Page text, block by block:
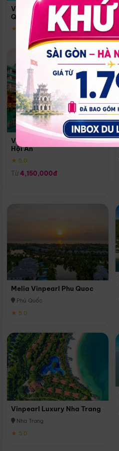
Vinpearl Resort & Spa Phu
Quoc
★ 5.0
Vinpearl Resort & Golf Nam
Hội An
★ 5.0
Từ 4,150,000đ
Melia Vinpearl Phu Quoc
Phú Quốc
★ 5.0
Vinpearl Luxury Nha Trang
Nha Trang
★ 5.0